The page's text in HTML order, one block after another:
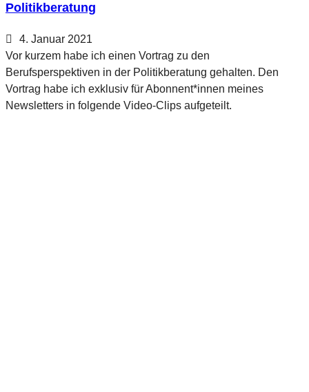
Politikberatung
4. Januar 2021
Vor kurzem habe ich einen Vortrag zu den
Berufsperspektiven in der Politikberatung gehalten. Den
Vortrag habe ich exklusiv für Abonnent*innen meines
Newsletters in folgende Video-Clips aufgeteilt.